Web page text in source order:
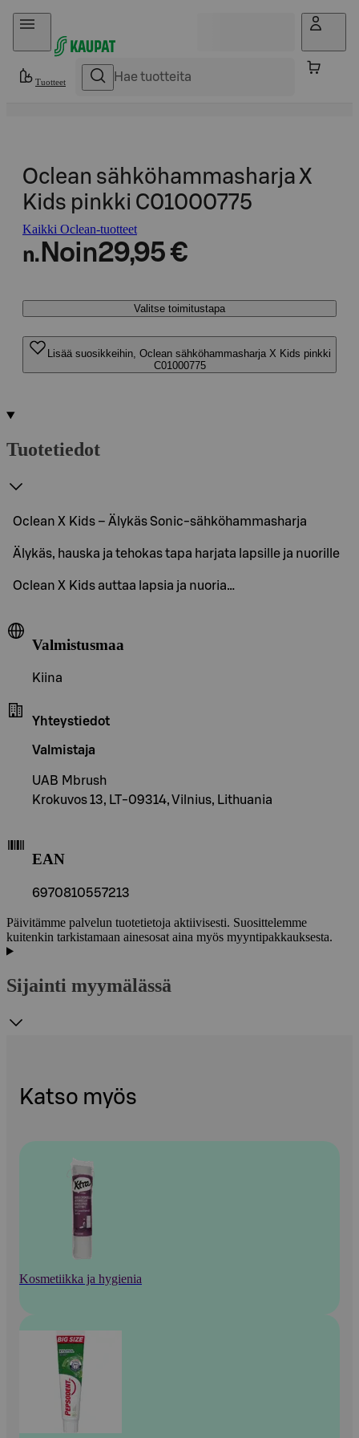
Hyppää sisältöön
Tuotteet
Oclean sähköhammasharja X
Kids pinkki C01000775
Kaikki Oclean-tuotteet
n. Noin29,95 €
Valitse toimitustapa
Lisää suosikkeihin, Oclean sähköhammasharja X Kids pinkki
C01000775
Tuotetiedot
Oclean X Kids – Älykäs Sonic-sähköhammasharja
Älykäs, hauska ja tehokas tapa harjata lapsille ja nuorille
Oclean X Kids auttaa lapsia ja nuoria…
Valmistusmaa
Kiina
Yhteystiedot
Valmistaja
UAB Mbrush
Krokuvos 13, LT-09314, Vilnius, Lithuania
EAN
6970810557213
Päivitämme palvelun tuotetietoja aktiivisesti. Suosittelemme
kuitenkin tarkistamaan ainesosat aina myös myyntipakkauksesta.
Sijainti myymälässä
Katso myös
Kosmetiikka ja hygienia